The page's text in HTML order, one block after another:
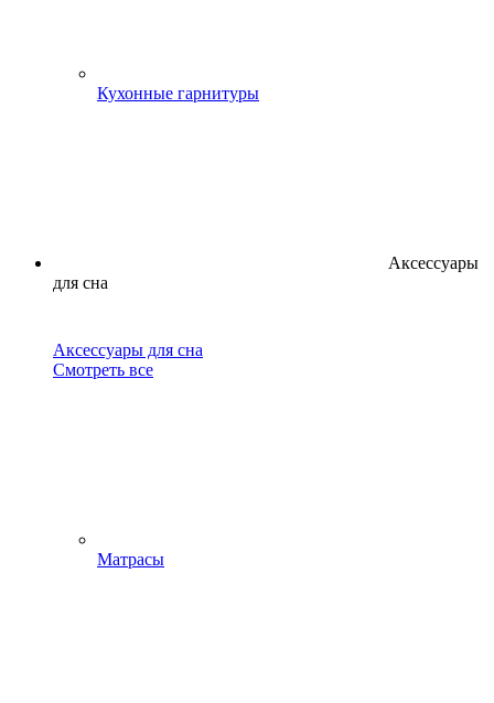
Кухонные гарнитуры
Аксессуары
для сна
Аксессуары для сна
Смотреть все
Матрасы